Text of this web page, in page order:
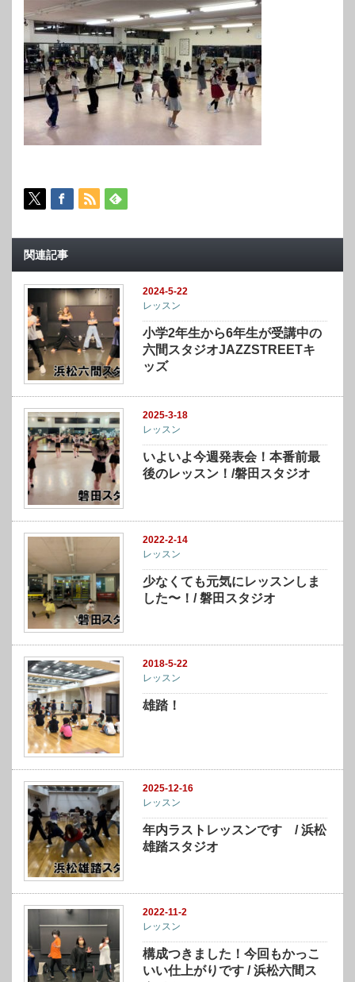
関連記事
2024-5-22
レッスン
小学2年生から6年生が受講中の
六間スタジオJAZZSTREETキ
ッズ
2025-3-18
レッスン
いよいよ今週発表会！本番前最
後のレッスン！/磐田スタジオ
2022-2-14
レッスン
少なくても元気にレッスンしま
した〜！/ 磐田スタジオ
2018-5-22
レッスン
雄踏！
2025-12-16
レッスン
年内ラストレッスンです / 浜松
雄踏スタジオ
2022-11-2
レッスン
構成つきました！今回もかっこ
いい仕上がりです / 浜松六間ス